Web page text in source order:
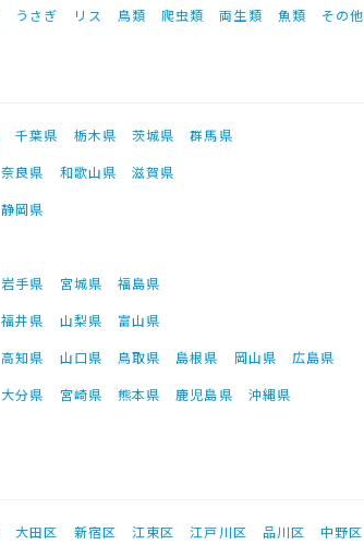
うさぎ リス 鳥類 爬虫類 両生類 魚類 その他
千葉県 栃木県 茨城県
群馬県
奈良県 和歌山県
滋賀県
静岡県
岩手県 宮城県
福島県
福井県 山梨県
富山県
高知県 山口県 鳥取県 島根県 岡山県
広島県
大分県 宮崎県 熊本県 鹿児島県 沖縄県
大田区 新宿区 江東区 江戸川区 品川区
中野区